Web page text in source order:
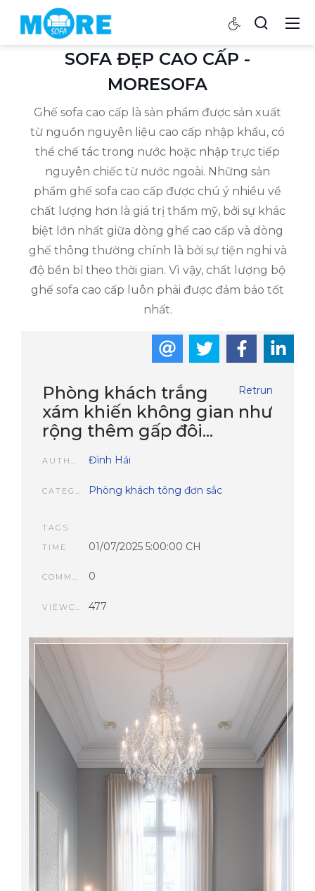
SOFA ĐẸP CAO CẤP -
MORESOFA
Ghế sofa cao cấp là sản phẩm được sản xuất
từ nguồn nguyên liệu cao cấp nhập khẩu, có
thể chế tác trong nước hoặc nhập trực tiếp
nguyên chiếc từ nước ngoài. Những sản
phẩm ghế sofa cao cấp được chú ý nhiều về
chất lượng hơn là giá trị thẩm mỹ, bởi sự khác
biệt lớn nhất giữa dòng ghế cao cấp và dòng
ghế thông thường chính là bởi sự tiện nghi và
độ bền bỉ theo thời gian. Vì vậy, chất lượng bộ
ghế sofa cao cấp luôn phải được đảm bảo tốt
nhất.
Retrun
Phòng khách trắng
xám khiến không gian như
rộng thêm gấp đôi...
AUTHOR Đình Hải
CATEGORIES Phòng khách tông đơn sắc
TAGS
TIME
01/07/2025 5:00:00 CH
COMMENTS 0
VIEWCOUNT 477